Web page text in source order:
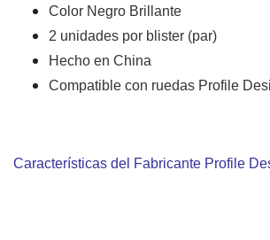
Color Negro Brillante
2 unidades por blister (par)
Hecho en China
Compatible con ruedas Profile
Características del Fabricante Profile